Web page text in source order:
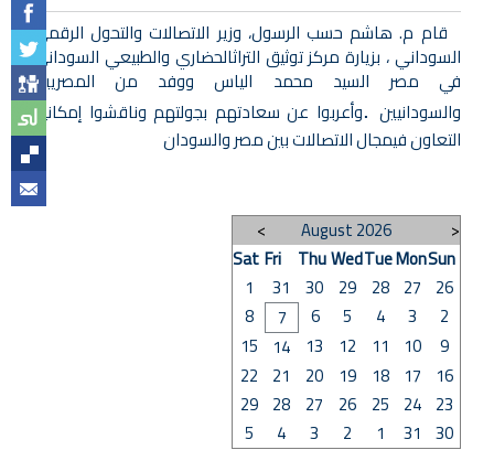
قام م. هاشم حسب الرسول، وزير الاتصالات والتحول الرقمي
السوداني ، بزيارة مركز توثيق التراثالحضاري والطبيعي السوداني
في مصر السيد محمد الياس ووفد من المصريين
والسودانيين .وأعربوا عن سعادتهم بجولتهم وناقشوا إمكانية
التعاون فيمجال الاتصالات بين مصر والسودان
<
August 2026
>
Sun
Mon
Tue
Wed
Thu
Fri
Sat
26
27
28
29
30
31
1
2
3
4
5
6
7
8
9
10
11
12
13
14
15
16
17
18
19
20
21
22
23
24
25
26
27
28
29
30
31
1
2
3
4
5